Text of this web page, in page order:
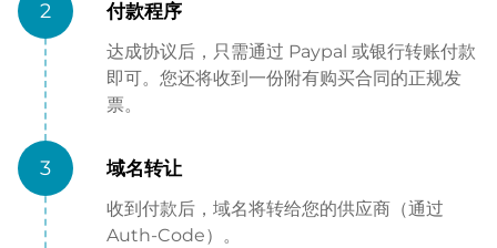
2 付款程序
达成协议后，只需通过 Paypal 或银行转账付款
即可。您还将收到一份附有购买合同的正规发
票。
3 域名转让
收到付款后，域名将转给您的供应商（通过
Auth-Code）。